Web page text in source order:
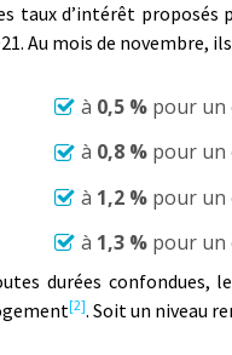
taux d’intérêt proposés
Au mois de novembre,
à 0,5 % pour un
à 0,8 % pour un
à 1,2 % pour un
à 1,3 % pour un
durées confondues,
[2]. Soit un niveau